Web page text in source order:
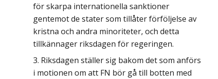
för skarpa internationella sanktioner
gentemot de stater som tillåter förföljelse av
kristna och andra minoriteter, och detta
tillkännager riksdagen för regeringen.
Riksdagen ställer sig bakom det som anförs
i motionen om att FN bör gå till botten med